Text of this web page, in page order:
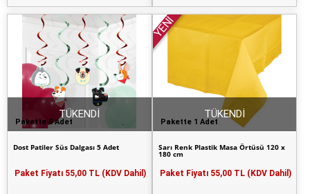
Pakette 8 Adet
Dost Patiler Süs Dalgası 5 Adet
Paket Fiyatı 55,00 TL (KDV Dahil)
TÜKENDİ
Pakette 1 Adet
YENİ
Sarı Renk Plastik Masa Örtüsü 120 x
180 cm
Paket Fiyatı 55,00 TL (KDV Dahil)
TÜKENDİ